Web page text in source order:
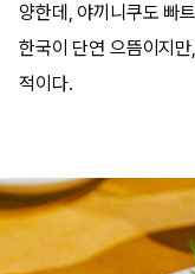
양한데, 야끼니쿠도 빠
한국이 단연 으뜸이지
적이다.